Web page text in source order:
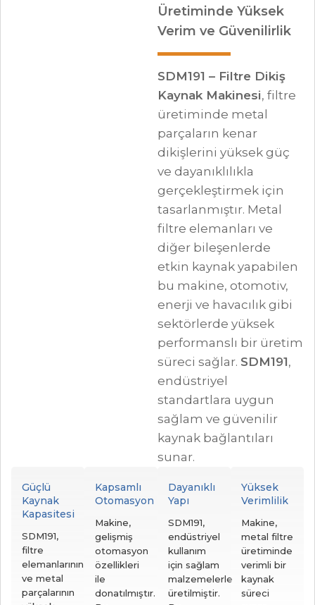
Üretiminde Yüksek
Verim ve Güvenilirlik
SDM191 – Filtre Dikiş
Kaynak Makinesi, filtre
üretiminde metal
parçaların kenar
dikişlerini yüksek güç
ve dayanıklılıkla
gerçekleştirmek için
tasarlanmıştır. Metal
filtre elemanları ve
diğer bileşenlerde
etkin kaynak yapabilen
bu makine, otomotiv,
enerji ve havacılık gibi
sektörlerde yüksek
performanslı bir üretim
süreci sağlar. SDM191,
endüstriyel
standartlara uygun
sağlam ve güvenilir
kaynak bağlantıları
sunar.
Güçlü
Kaynak
Kapasitesi
SDM191,
filtre
elemanlarının
ve metal
parçalarının
Kapsamlı
Otomasyon
Makine,
gelişmiş
otomasyon
özellikleri
ile
donatılmıştır.
Dayanıklı
Yapı
SDM191,
endüstriyel
kullanım
için sağlam
malzemelerle
üretilmiştir.
Yüksek
Verimlilik
Makine,
metal filtre
üretiminde
verimli bir
kaynak
süreci